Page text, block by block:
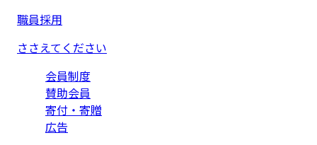
職員採用
ささえてください
会員制度
賛助会員
寄付・寄贈
広告